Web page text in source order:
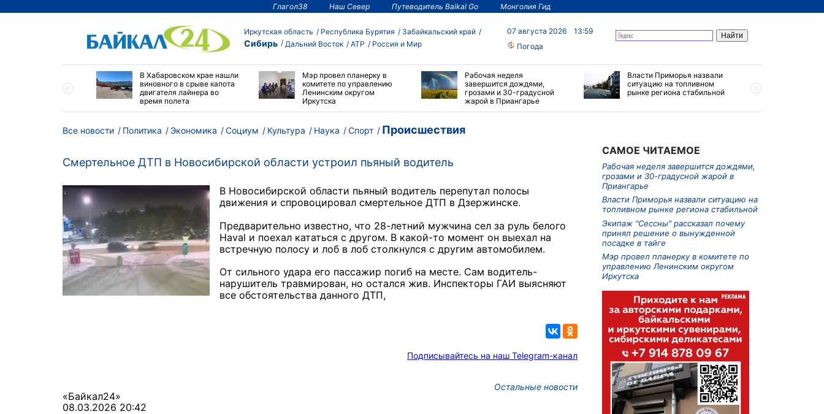
Глагол38 Наш Север Путеводитель Baikal Go Монголия Гид
Иркутская область Республика Бурятия Забайкальский край
Сибирь Дальний Восток АТР Россия и Мир
07 августа 2026
13:59
Погода
В Хабаровском крае нашли
виновного в срыве капота
двигателя лайнера во
время полета
Мэр провел планерку в
комитете по управлению
Ленинским округом
Иркутска
Рабочая неделя
завершится дождями,
грозами и 30-градусной
жарой в Приангарье
Власти Приморья назвали
ситуацию на топливном
рынке региона стабильной
Все новости Политика Экономика Социум Культура Наука Спорт Происшествия
Смертельное ДТП в Новосибирской области устроил пьяный водитель
В Новосибирской области пьяный водитель перепутал полосы
движения и спровоцировал смертельное ДТП в Дзержинске.
Предварительно известно, что 28-летний мужчина сел за руль белого
Haval и поехал кататься с другом. В какой-то момент он выехал на
встречную полосу и лоб в лоб столкнулся с другим автомобилем.
От сильного удара его пассажир погиб на месте. Сам водитель-
нарушитель травмирован, но остался жив. Инспекторы ГАИ выясняют
все обстоятельства данного ДТП,
Подписывайтесь на наш Telegram-канал
Остальные новости
«Байкал24»
08.03.2026 20:42
САМОЕ ЧИТАЕМОЕ
Рабочая неделя завершится дождями,
грозами и 30-градусной жарой в
Приангарье
Власти Приморья назвали ситуацию на
топливном рынке региона стабильной
Экипаж "Сессны" рассказал почему
принял решение о вынужденной
посадке в тайге
Мэр провел планерку в комитете по
управлению Ленинским округом
Иркутска